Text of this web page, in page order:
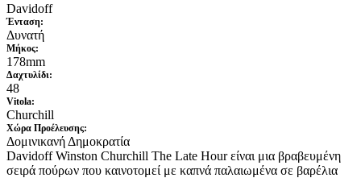
Davidoff
Ένταση:
Δυνατή
Μήκος:
178mm
Δαχτυλίδι:
48
Vitola:
Churchill
Xώρα Προέλευσης:
Δομινικανή Δημοκρατία
Davidoff Winston Churchill The Late Hour είναι μια βραβευμένη
σειρά πούρων που καινοτομεί με καπνά παλαιωμένα σε βαρέλια